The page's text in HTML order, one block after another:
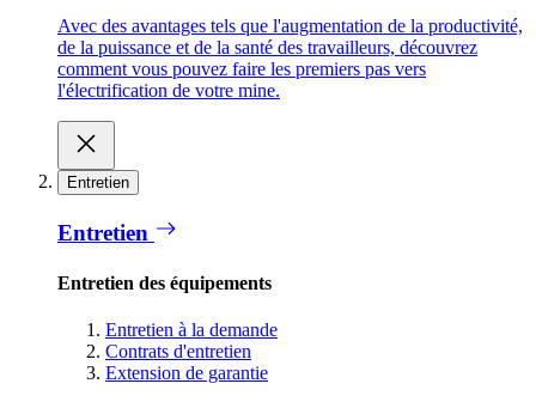
Avec des avantages tels que l'augmentation de la productivité,
de la puissance et de la santé des travailleurs, découvrez
comment vous pouvez faire les premiers pas vers
l'électrification de votre mine.
Entretien
Entretien
Entretien des équipements
Entretien à la demande
Contrats d'entretien
Extension de garantie